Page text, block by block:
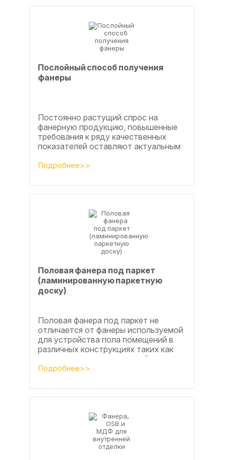
Послойный способ получения
фанеры
Постоянно растущий спрос на
фанерную продукцию, повышенные
требования к ряду качественных
показателей оставляют актуальным
технологии производства клееной...
Подробнее>>
Половая фанера под паркет
(ламинированную паркетную
доску)
Половая фанера под паркет не
отличается от фанеры используемой
для устройства пола помещений в
различных конструкциях таких как
ламинат из ламинированной
паркетной доски, а так же...
Подробнее>>